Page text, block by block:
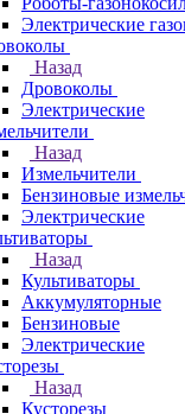
Электрические
Назад
Дровоколы
Электрические
Назад
Измельчители
Бензиновые
Электрические
Назад
Культиваторы
Аккумуляторные
Бензиновые
Электрические
Назад
Кусторезы